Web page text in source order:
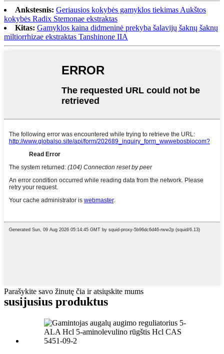
Ankstesnis: Geriausios kokybės gamyklos tiekimas Aukštos
kokybės Radix Stemonae ekstraktas
Kitas: Gamyklos kaina didmeninė prekyba šalavijų šaknų šaknų
miltiorrhizae ekstraktas Tanshinone IIA
Parašykite savo žinutę čia ir atsiųskite mums
susijusius produktus